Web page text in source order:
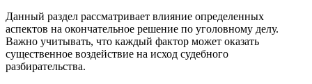
Данный раздел рассматривает влияние определенных
аспектов на окончательное решение по уголовному делу.
Важно учитывать, что каждый фактор может оказать
существенное воздействие на исход судебного
разбирательства.